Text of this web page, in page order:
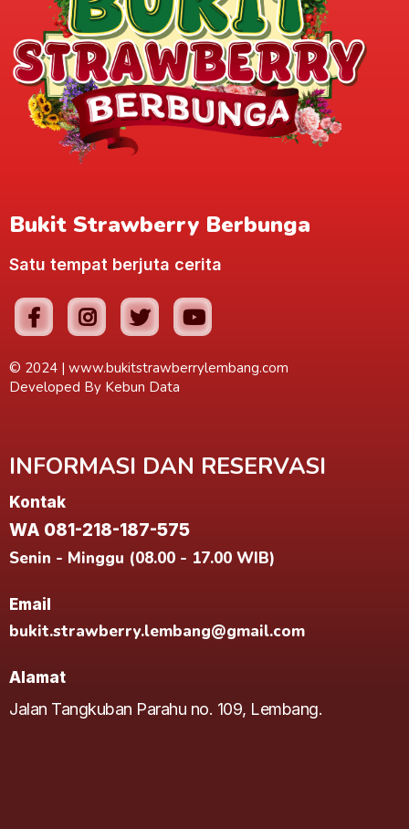
Bukit Strawberry Berbunga
Satu tempat berjuta cerita
© 2024 | www.bukitstrawberrylembang.com
Developed By Kebun Data
INFORMASI DAN RESERVASI
Kontak
WA 081-218-187-575
Senin - Minggu (08.00 - 17.00 WIB)
Email
bukit.strawberry.lembang@gmail.com
Alamat
Jalan Tangkuban Parahu no. 109, Lembang.